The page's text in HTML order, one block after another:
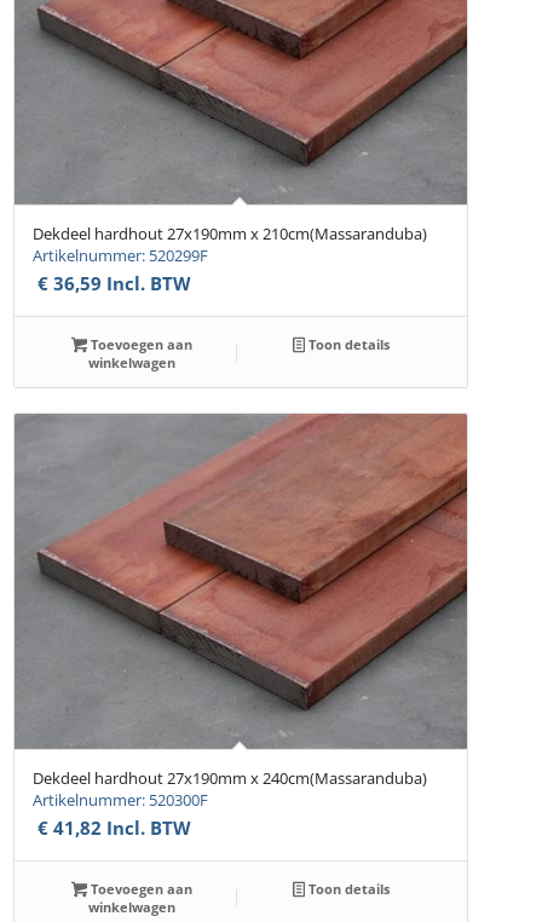
Dekdeel hardhout 27x190mm x 210cm(Massaranduba)
Artikelnummer: 520299F
€ 36,59 Incl. BTW
Toevoegen aan
winkelwagen
Toon details
Dekdeel hardhout 27x190mm x 240cm(Massaranduba)
Artikelnummer: 520300F
€ 41,82 Incl. BTW
Toevoegen aan
winkelwagen
Toon details